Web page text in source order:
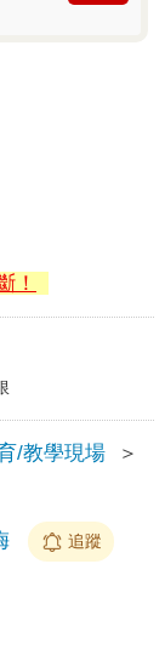
！
/教學現場
＞
追蹤